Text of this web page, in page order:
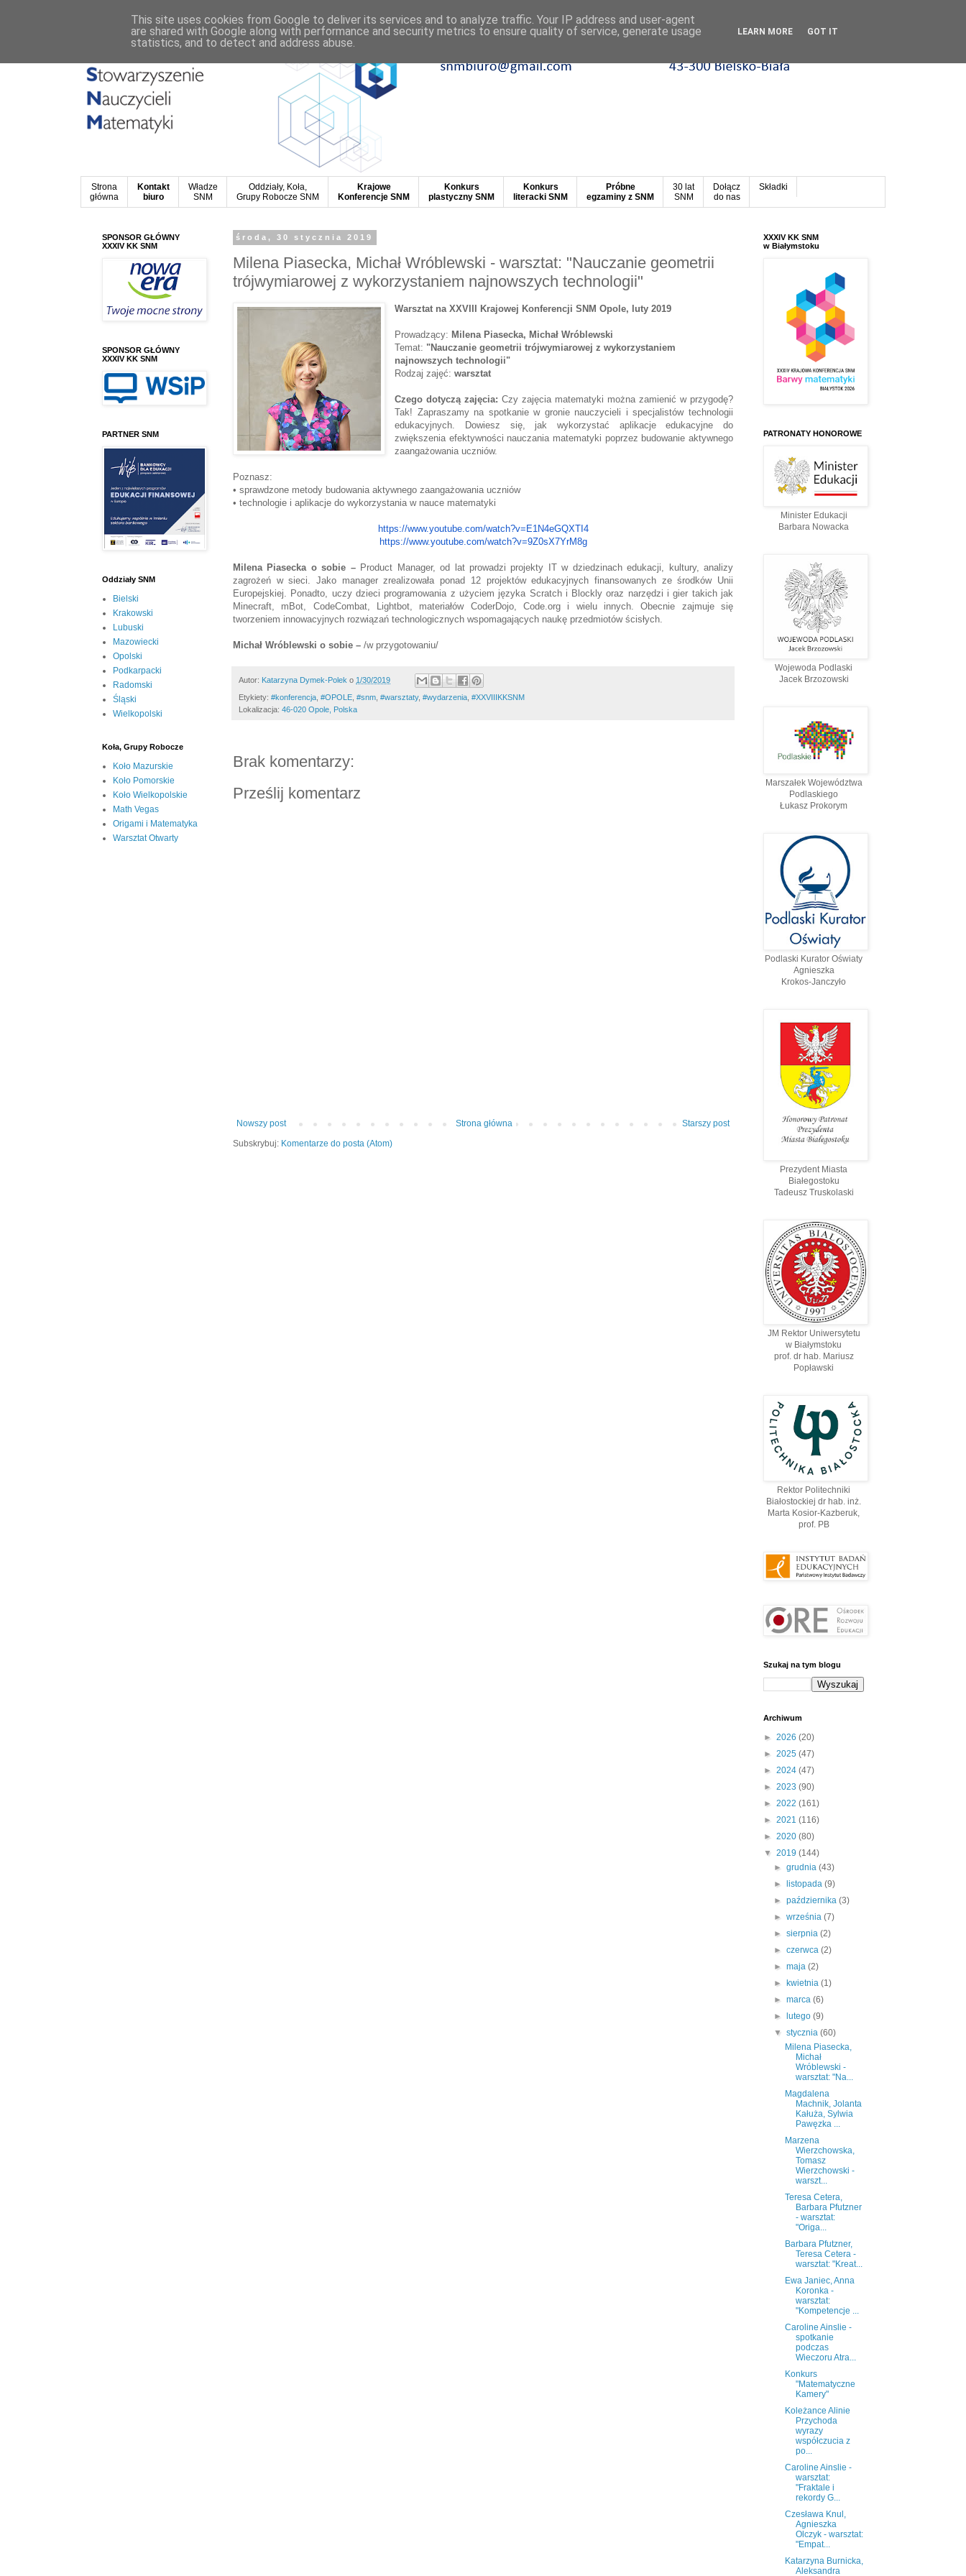
Strona
główna
Kontakt
biuro
Władze
SNM
Oddziały, Koła,
Grupy Robocze SNM
Krajowe
Konferencje SNM
Konkurs
plastyczny SNM
Konkurs
literacki SNM
Próbne
egzaminy z SNM
30 lat
SNM
Dołącz
do nas
Składki
środa, 30 stycznia 2019
Milena Piasecka, Michał Wróblewski - warsztat: "Nauczanie geometrii
trójwymiarowej z wykorzystaniem najnowszych technologii"
Warsztat na XXVIII Krajowej Konferencji SNM Opole, luty 2019
Prowadzący: Milena Piasecka, Michał Wróblewski
Temat: "Nauczanie geometrii trójwymiarowej z wykorzystaniem
najnowszych technologii"
Rodzaj zajęć:warsztat
Czego dotyczą zajęcia:Czy zajęcia matematyki można zamienić w przygodę?
Tak! Zapraszamy na spotkanie w gronie nauczycieli i specjalistów technologii
edukacyjnych. Dowiesz się, jak wykorzystać aplikacje edukacyjne do
zwiększenia efektywności nauczania matematyki poprzez budowanie aktywnego
zaangażowania uczniów.
Poznasz:
• sprawdzone metody budowania aktywnego zaangażowania uczniów
• technologie i aplikacje do wykorzystania w nauce matematyki
https://www.youtube.com/watch?v=E1N4eGQXTI4
https://www.youtube.com/watch?v=9Z0sX7YrM8g
Milena Piasecka o sobie –Product Manager, od lat prowadzi projekty IT w dziedzinach edukacji, kultury, analizy
zagrożeń w sieci. Jako manager zrealizowała ponad 12 projektów edukacyjnych finansowanych ze środków Unii
Europejskiej. Ponadto, uczy dzieci programowania z użyciem języka Scratch i Blockly oraz narzędzi i gier takich jak
Minecraft, mBot, CodeCombat, Lightbot, materiałów CoderDojo, Code.org i wielu innych. Obecnie zajmuje się
tworzeniem innowacyjnych rozwiązań technologicznych wspomagających naukę przedmiotów ścisłych.
Michał Wróblewski o sobie – /w przygotowaniu/
Autor: Katarzyna Dymek-Polek o 1/30/2019
Etykiety: #konferencja, #OPOLE, #snm, #warsztaty, #wydarzenia, #XXVIIIKKSNM
Lokalizacja: 46-020 Opole, Polska
Brak komentarzy:
Prześlij komentarz
Nowszy post Starszy post
Strona główna
Subskrybuj: Komentarze do posta (Atom)
SPONSOR GŁÓWNY
XXXIV KK SNM
SPONSOR GŁÓWNY
XXXIV KK SNM
PARTNER SNM
Oddziały SNM
Bielski
Krakowski
Lubuski
Mazowiecki
Opolski
Podkarpacki
Radomski
Śląski
Wielkopolski
Koła, Grupy Robocze
Koło Mazurskie
Koło Pomorskie
Koło Wielkopolskie
Math Vegas
Origami i Matematyka
Warsztat Otwarty
XXXIV KK SNM
w Białymstoku
PATRONATY HONOROWE
Minister Edukacji
Barbara Nowacka
Wojewoda Podlaski
Jacek Brzozowski
Marszałek Województwa
Podlaskiego
Łukasz Prokorym
Podlaski Kurator Oświaty
Agnieszka
Krokos-Janczyło
Prezydent Miasta
Białegostoku
Tadeusz Truskolaski
JM Rektor Uniwersytetu
w Białymstoku
prof. dr hab. Mariusz
Popławski
Rektor Politechniki
Białostockiej dr hab. inż.
Marta Kosior-Kazberuk,
prof. PВ
Szukaj na tym blogu
Archiwum
► 2026 (20)
► 2025 (47)
► 2024 (47)
► 2023 (90)
► 2022 (161)
► 2021 (116)
► 2020 (80)
▼ 2019 (144)
►grudnia(43)
►
listopada(9)
►października(3)
►września(7)
►sierpnia(2)
►czerwca(2)
►maja(2)
►
kwietnia(1)
►marca(6)
►
lutego(9)
▼stycznia(60)
Milena Piasecka,
Michał
Wróblewski -
warsztat: "Na...
Magdalena
Machnik, Jolanta
Kałuża, Sylwia
Pawęzka ...
Marzena
Wierzchowska,
Tomasz
Wierzchowski -
warszt...
Teresa Cetera,
Barbara Pfutzner
- warsztat:
"Origa...
Barbara Pfutzner,
Teresa Cetera -
warsztat: "Kreat...
Ewa Janiec, Anna
Koronka -
warsztat:
"Kompetencje ...
Caroline Ainslie -
spotkanie
podczas
Wieczoru Atra...
Konkurs
"Matematyczne
Kamery"
Koleżance Alinie
Przychoda
wyrazy
współczucia z
po...
Caroline Ainslie -
warsztat:
"Fraktale i
rekordy G...
Czesława Knul,
Agnieszka
Olczyk - warsztat:
"Empat...
Katarzyna Burnicka,
Aleksandra
This site uses cookies from Google to deliver its services and to analyze traffic. Your IP address and user-agent
are shared with Google along with performance and security metrics to ensure quality of service, generate usage
statistics, and to detect and address abuse.
LEARN MORE GOT IT